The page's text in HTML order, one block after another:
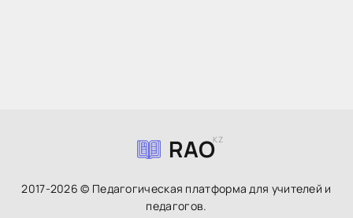
RAOKZ
2017-2026 © Педагогическая платформа для учителей и
педагогов.